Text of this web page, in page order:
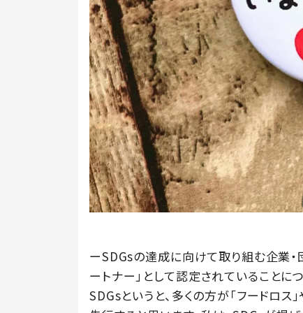
ーSDGsの達成に向けて取り組む企業
ートナー」として認定されていることに
SDGsというと、多くの方が「フードロス